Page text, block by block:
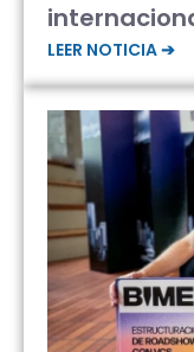
LEER NOTICIA ➔